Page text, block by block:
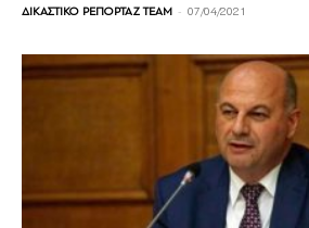
ΔΙΚΑΣΤΙΚΟ ΡΕΠΟΡΤΑΖ TEAM - 07/04/2021